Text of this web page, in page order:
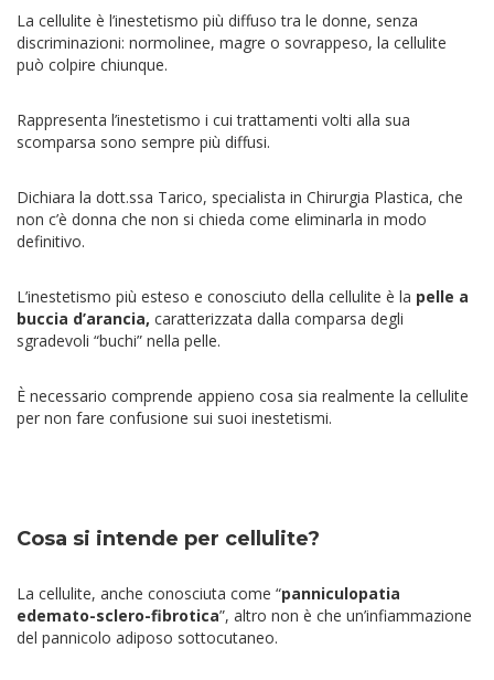
La cellulite è l’inestetismo più diffuso tra le donne, senza
discriminazioni: normolinee, magre o sovrappeso, la cellulite
può colpire chiunque.
Rappresenta l’inestetismo i cui trattamenti volti alla sua
scomparsa sono sempre più diffusi.
Dichiara la dott.ssa Tarico, specialista in Chirurgia Plastica, che
non c’è donna che non si chieda come eliminarla in modo
definitivo.
L’inestetismo più esteso e conosciuto della cellulite è la pelle a
buccia d’arancia, caratterizzata dalla comparsa degli
sgradevoli “buchi” nella pelle.
È necessario comprende appieno cosa sia realmente la cellulite
per non fare confusione sui suoi inestetismi.
Cosa si intende per cellulite?
La cellulite, anche conosciuta come “panniculopatia
edemato-sclero-fibrotica”, altro non è che un’infiammazione
del pannicolo adiposo sottocutaneo.